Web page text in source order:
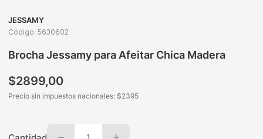
JESSAMY
Código:5630602
Brocha Jessamy para Afeitar Chica Madera
$2899,00
Precio sin impuestos nacionales: $2395
1